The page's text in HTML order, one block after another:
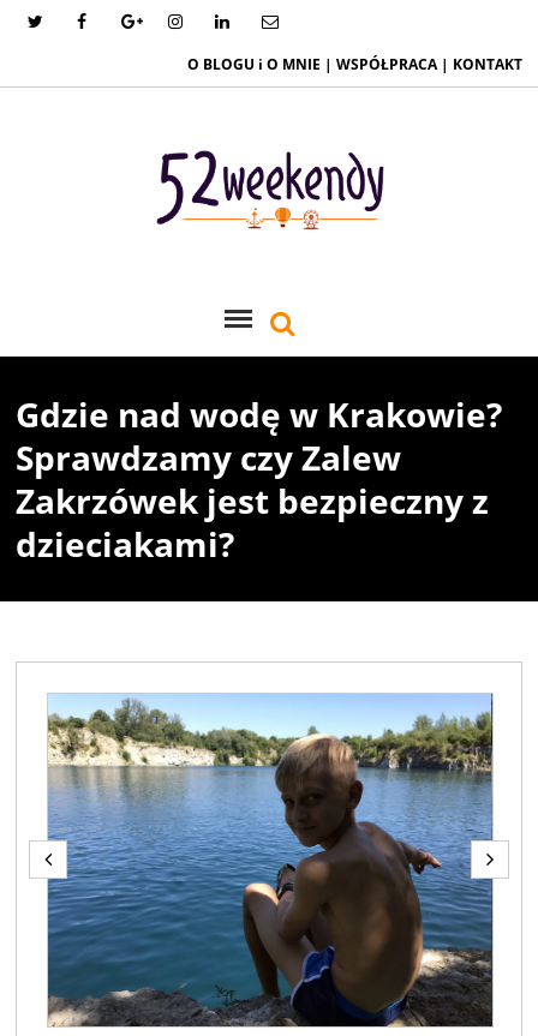
O BLOGU i O MNIE | WSPÓŁPRACA | KONTAKT
Gdzie nad wodę w Krakowie?
Sprawdzamy czy Zalew
Zakrzówek jest bezpieczny z
dzieciakami?